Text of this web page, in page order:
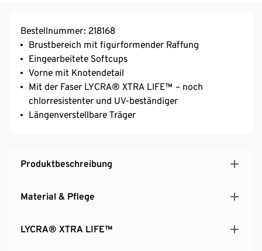
Bestellnummer: 218168
Brustbereich mit figurformender Raffung
Eingearbeitete Softcups
Vorne mit Knotendetail
Mit der Faser LYCRA® XTRA LIFE™ – noch
chlorresistenter und UV-beständiger
Längenverstellbare Träger
Produktbeschreibung
Material & Pflege
LYCRA® XTRA LIFE™